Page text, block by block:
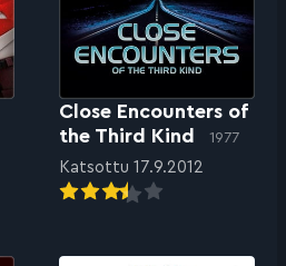
Close Encounters of
the Third Kind
1977
Katsottu 17.9.2012